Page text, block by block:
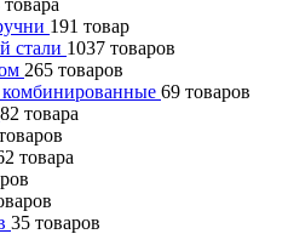
товара
191 товар
стали 1037 товаров
265 товаров
69 товаров
82 товара
товара
35 товаров